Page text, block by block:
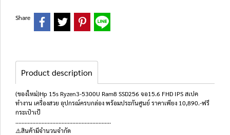
Share
Product description
(ของใหม่)Hp 15s Ryzen3-5300U Ram8 SSD256 จอ15.6 FHD IPS สเปค
ทำงาน เครื่องสวย อุปกรณ์ครบกล่อง พร้อมประกันศูนย์ ราคาเพียง 10,890.-ฟรี
กระเป๋าเป้
..............................................................
⚠️สินค้ามีจำนวนจำกัด